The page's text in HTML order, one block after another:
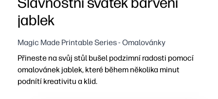
jablek
Magic Made Printable Series - Omalovánky
Přineste na svůj stůl bušel podzimní radosti pomocí
omalovánek jablek, které během několika minut
podnítí kreativitu a klid.